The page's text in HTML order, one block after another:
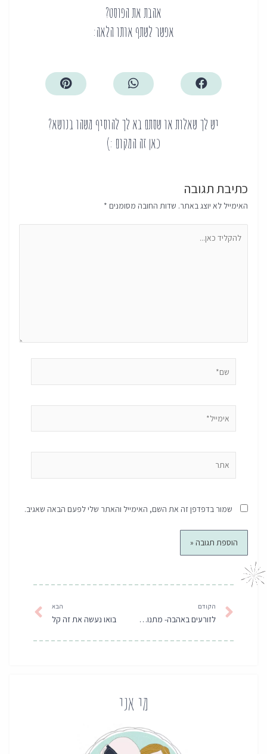
אהבת את הפוסט?
אפשר לשתף אותו הלאה:
יש לך שאלות או שסתם בא לך להוסיף משהו בנושא?
כאן זה המקום :)
כתיבת תגובה
האימייל לא יוצג באתר. שדות החובה מסומנים *
כאן...
שמור בדפדפן זה את השם, האימייל והאתר שלי לפעם הבאה שאגיב.
הקודם
לזורעים באהבה- מתנות לט"ו בשבט
הבא
בואו נעשה את זה קל
מי אני